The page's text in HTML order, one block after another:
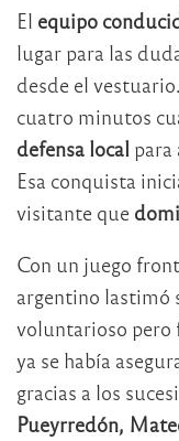
El equipo
lugar para las
desde el
cuatro minutos
defensa local para
Esa conquista
visitante que
Con un juego
argentino lastimó
voluntarioso pero
ya se había
gracias a los
Pueyrredón,